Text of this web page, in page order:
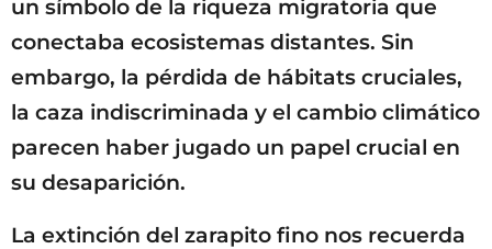
un símbolo de la riqueza migratoria que
conectaba ecosistemas distantes. Sin
embargo, la pérdida de hábitats cruciales,
la caza indiscriminada y el cambio climático
parecen haber jugado un papel crucial en
su desaparición.
La extinción del zarapito fino nos recuerda